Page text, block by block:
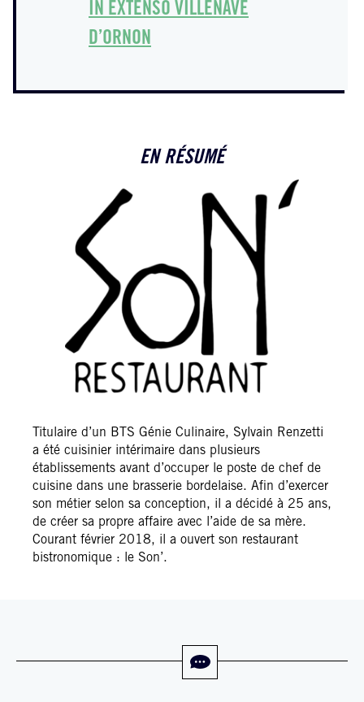
IN EXTENSO VILLENAVE
D’ORNON
EN RÉSUMÉ
Titulaire d’un BTS Génie Culinaire, Sylvain Renzetti
a été cuisinier intérimaire dans plusieurs
établissements avant d’occuper le poste de chef de
cuisine dans une brasserie bordelaise. Afin d’exercer
son métier selon sa conception, il a décidé à 25 ans,
de créer sa propre affaire avec l’aide de sa mère.
Courant février 2018, il a ouvert son restaurant
bistronomique : le Son’.